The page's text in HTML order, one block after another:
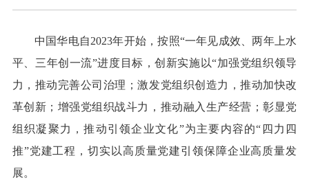
中国华电自2023年开始，按照“一年见成效、两年上水
平、三年创一流”进度目标，创新实施以“加强党组织领导
力，推动完善公司治理；激发党组织创造力，推动加快改
革创新；增强党组织战斗力，推动融入生产经营；彰显党
组织凝聚力，推动引领企业文化”为主要内容的“四力四
推”党建工程，切实以高质量党建引领保障企业高质量发
展。